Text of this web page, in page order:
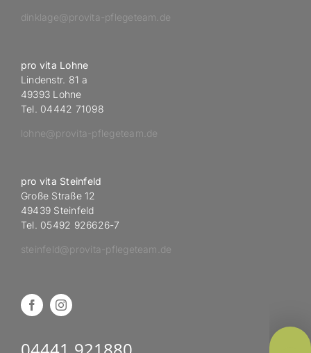
dinklage@provita-pflegeteam.de
pro vita Lohne
Lindenstr. 81 a
49393 Lohne
Tel. 04442 71098
lohne@provita-pflegeteam.de
pro vita Steinfeld
Große Straße 12
49439 Steinfeld
Tel. 05492 926626-7
steinfeld@provita-pflegeteam.de